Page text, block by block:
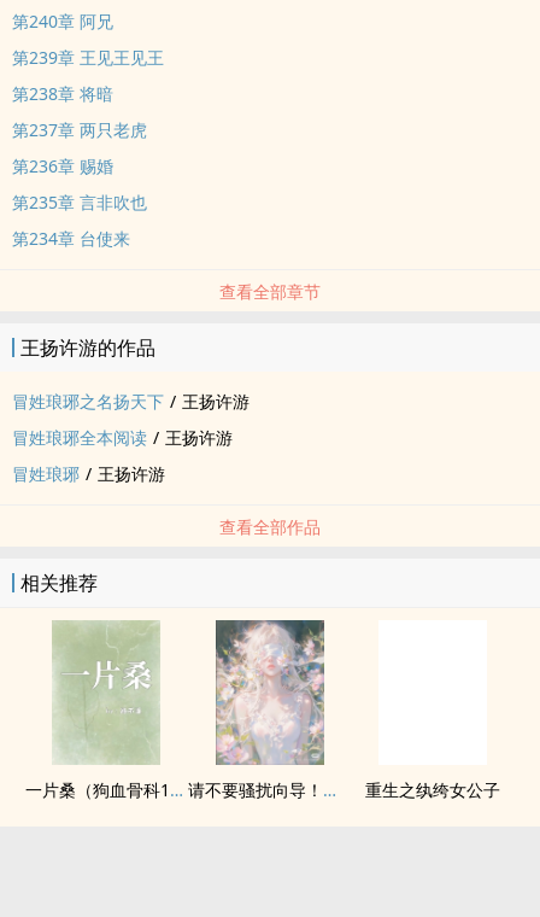
第240章 阿兄
第239章 王见王见王
第238章 将暗
第237章 两只老虎
第236章 赐婚
第235章 言非吹也
第234章 台使来
查看全部章节
王扬许游的作品
冒姓琅琊之名扬天下 / 王扬许游
冒姓琅琊全本阅读 / 王扬许游
冒姓琅琊 / 王扬许游
查看全部作品
相关推荐
一片桑（狗血骨科1v1） 请不要骚扰向导！（哨向NPH） 重生之纨绔女公子